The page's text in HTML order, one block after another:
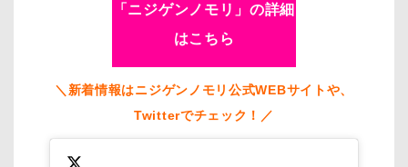
「ニジゲンノモリ」の詳細
はこちら
＼新着情報はニジゲンノモリ公式WEBサイトや、
Twitterでチェック！／